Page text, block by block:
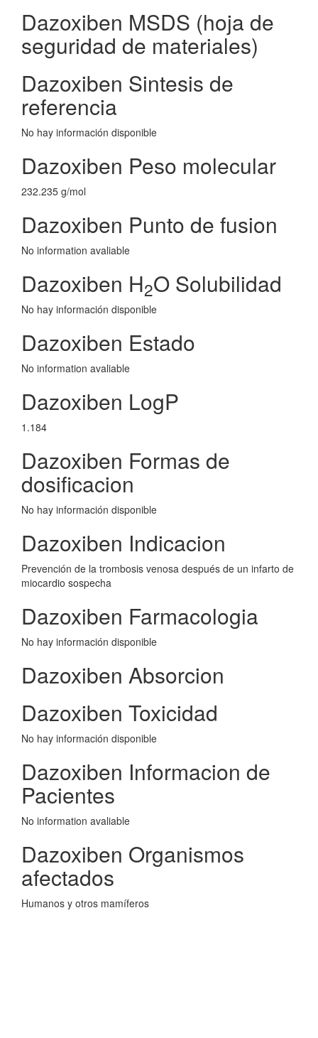
Dazoxiben MSDS (hoja de
seguridad de materiales)
Dazoxiben Sintesis de
referencia
No hay información disponible
Dazoxiben Peso molecular
232.235 g/mol
Dazoxiben Punto de fusion
No information avaliable
Dazoxiben H2O Solubilidad
No hay información disponible
Dazoxiben Estado
No information avaliable
Dazoxiben LogP
1.184
Dazoxiben Formas de
dosificacion
No hay información disponible
Dazoxiben Indicacion
Prevención de la trombosis venosa después de un infarto de
miocardio sospecha
Dazoxiben Farmacologia
No hay información disponible
Dazoxiben Absorcion
Dazoxiben Toxicidad
No hay información disponible
Dazoxiben Informacion de
Pacientes
No information avaliable
Dazoxiben Organismos
afectados
Humanos y otros mamíferos